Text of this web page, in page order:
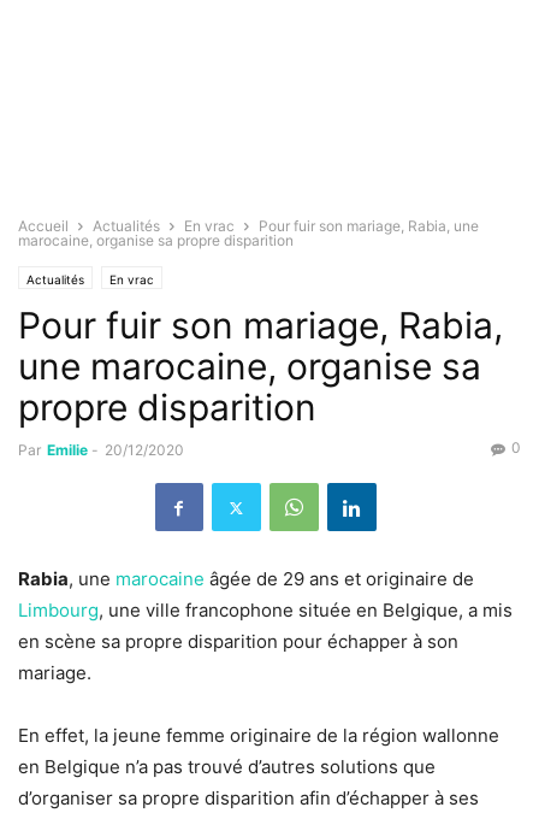
Accueil Actualités En vrac
Pour fuir son mariage, Rabia, une
marocaine, organise sa propre disparition
Actualités En vrac
Pour fuir son mariage, Rabia,
une marocaine, organise sa
propre disparition
Par Emilie - 20/12/2020 0
Rabia, une marocaine âgée de 29 ans et originaire de
Limbourg, une ville francophone située en Belgique, a mis
en scène sa propre disparition pour échapper à son
mariage.
En effet, la jeune femme originaire de la région wallonne
en Belgique n’a pas trouvé d’autres solutions que
d’organiser sa propre disparition afin d’échapper à ses